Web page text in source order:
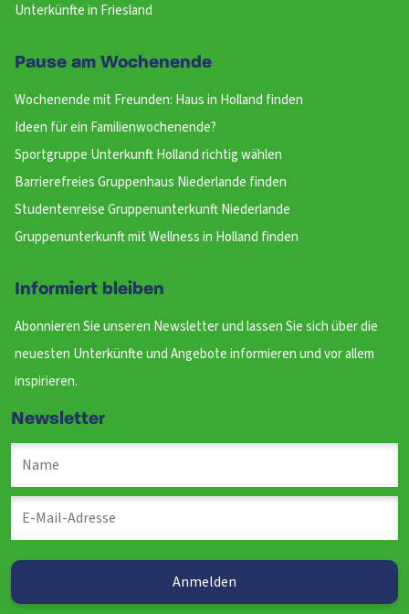
Unterkünfte in Friesland
Pause am Wochenende
Wochenende mit Freunden: Haus in Holland finden
Ideen für ein Familienwochenende?
Sportgruppe Unterkunft Holland richtig wählen
Barrierefreies Gruppenhaus Niederlande finden
Studentenreise Gruppenunterkunft Niederlande
Gruppenunterkunft mit Wellness in Holland finden
Informiert bleiben
Abonnieren Sie unseren Newsletter und lassen Sie sich über die
neuesten Unterkünfte und Angebote informieren und vor allem
inspirieren.
Newsletter